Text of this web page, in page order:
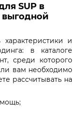
SUP в
выгодной
и
в каталоге
среди которого
вам необходимо
рассчитывать на